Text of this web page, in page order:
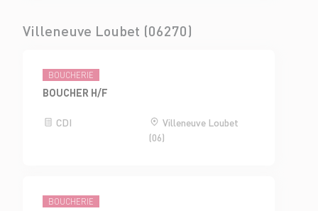
Villeneuve Loubet (06270)
BOUCHERIE
BOUCHER H/F
CDI
Villeneuve Loubet
(06)
BOUCHERIE